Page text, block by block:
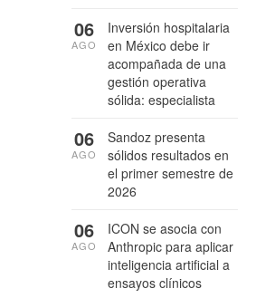
Inversión hospitalaria
en México debe ir
acompañada de una
gestión operativa
sólida: especialista
06
AGO
Sandoz presenta
sólidos resultados en
el primer semestre de
2026
06
AGO
ICON se asocia con
Anthropic para aplicar
inteligencia artificial a
ensayos clínicos
06
AGO